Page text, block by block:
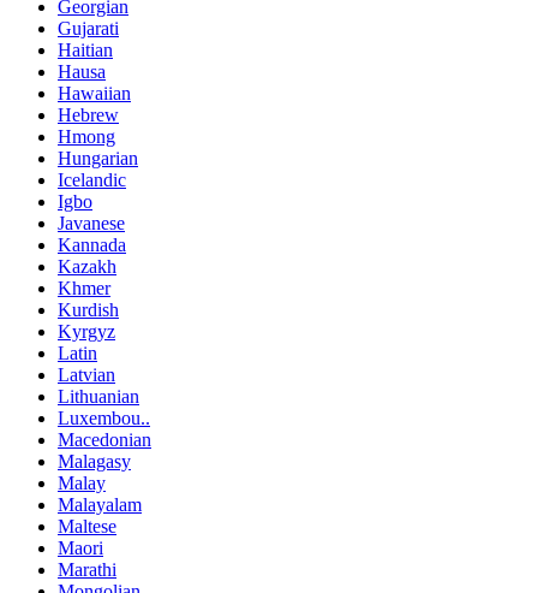
Georgian
Gujarati
Haitian
Hausa
Hawaiian
Hebrew
Hmong
Hungarian
Icelandic
Igbo
Javanese
Kannada
Kazakh
Khmer
Kurdish
Kyrgyz
Latin
Latvian
Lithuanian
Luxembou..
Macedonian
Malagasy
Malay
Malayalam
Maltese
Maori
Marathi